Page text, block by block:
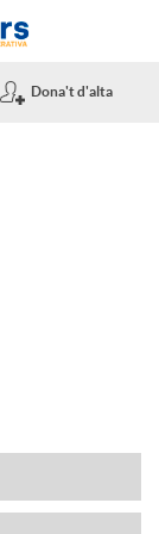
Dona't d'alta